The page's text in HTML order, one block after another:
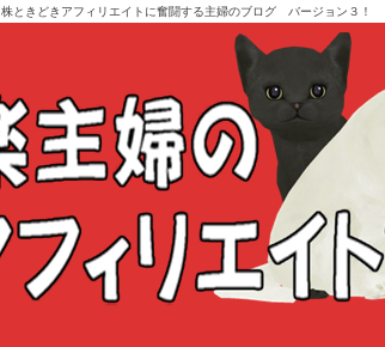
株ときどきアフィリエイトに奮闘する主婦のブログ バージョン３！